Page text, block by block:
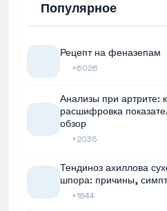
Популярное
Рецепт на феназепам
+6026
Анализы при артрите:
расшифровка
обзор
+2035
Тендиноз ахиллова
шпора: причины,
+1844